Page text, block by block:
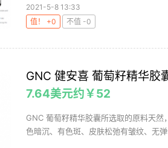
2021-5-8 13:33
值！ +0
不值 -0
GNC 健安喜 葡萄籽精华
7.64美元约￥52
GNC 葡萄籽精华胶囊所选取的原料天
色暗沉、有色斑、皮肤松弛有皱纹、无